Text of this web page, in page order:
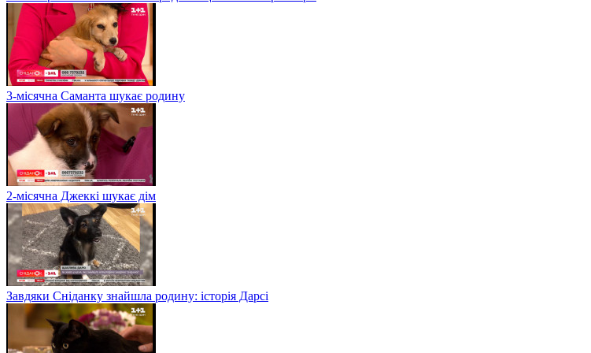
3-місячна Саманта шукає родину
2-місячна Джеккі шукає дім
Завдяки Сніданку знайшла родину: історія Дарсі